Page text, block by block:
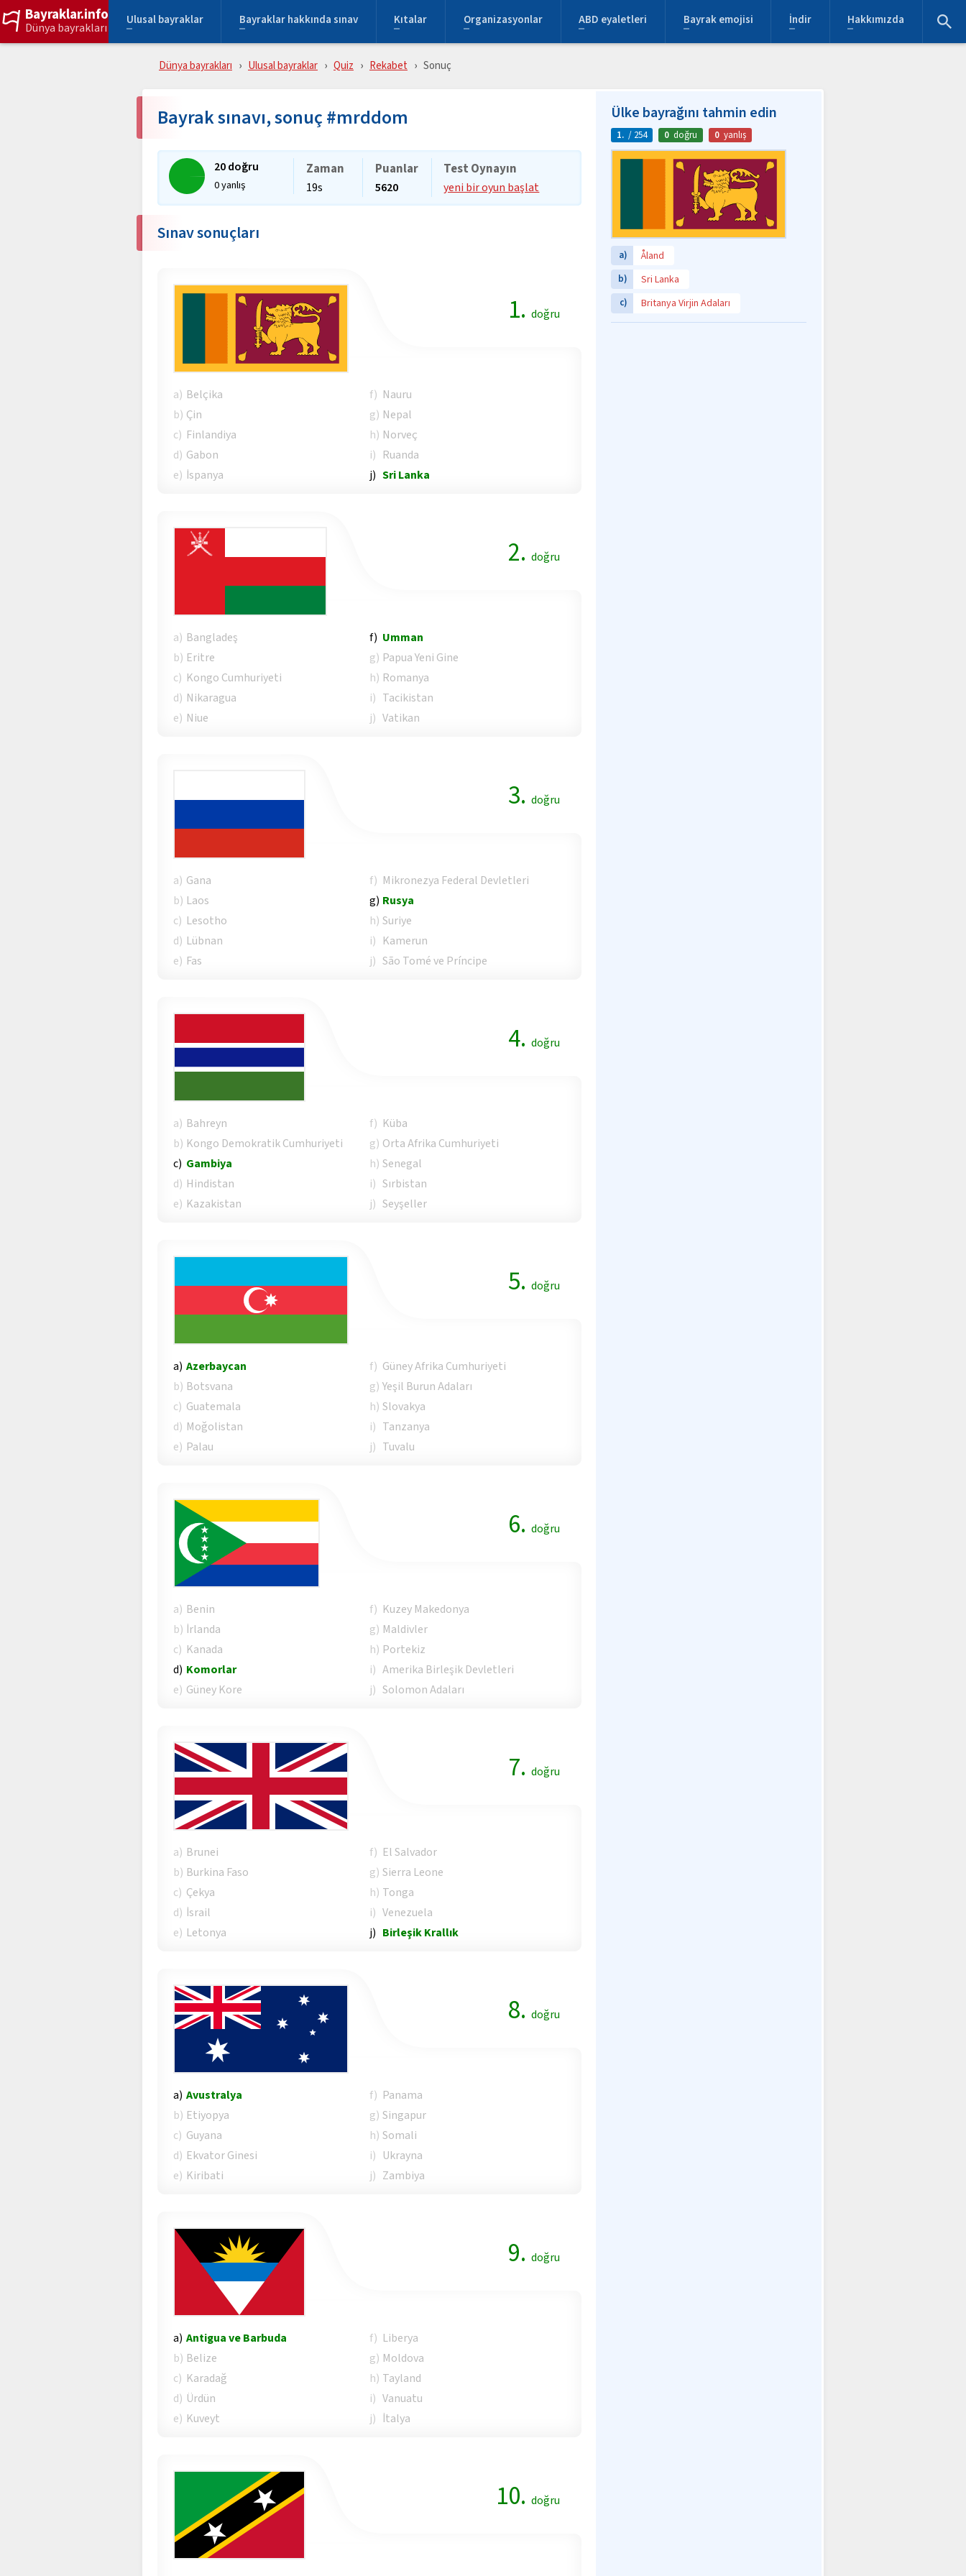
Bayraklar.info
Dünya bayrakları
Ulusal bayraklar Bayraklar hakkında sınav Kıtalar Organizasyonlar ABD eyaletleri Bayrak emojisi İndir Hakkımızda
Dünya bayrakları Ulusal bayraklar Quiz Rekabet Sonuç
Bayrak sınavı, sonuç #mrddom
20 doğru
0 yanlış
Zaman
19s
Puanlar
5620
Test Oynayın
yeni bir oyun başlat
Sınav sonuçları
1. doğru
a) Belçika
b) Çin
c) Finlandiya
d) Gabon
e) İspanya
f) Nauru
g) Nepal
h) Norveç
i) Ruanda
j) Sri Lanka
2. doğru
a) Bangladeş
b) Eritre
c) Kongo Cumhuriyeti
d) Nikaragua
e) Niue
f) Umman
g) Papua Yeni Gine
h) Romanya
i) Tacikistan
j) Vatikan
3. doğru
a) Gana
b) Laos
c) Lesotho
d) Lübnan
e) Fas
f) Mikronezya Federal Devletleri
g) Rusya
h) Suriye
i) Kamerun
j) São Tomé ve Príncipe
4. doğru
a) Bahreyn
b) Kongo Demokratik Cumhuriyeti
c) Gambiya
d) Hindistan
e) Kazakistan
f) Küba
g) Orta Afrika Cumhuriyeti
h) Senegal
i) Sırbistan
j) Seyşeller
5. doğru
a) Azerbaycan
b) Botsvana
c) Guatemala
d) Moğolistan
e) Palau
f) Güney Afrika Cumhuriyeti
g) Yeşil Burun Adaları
h) Slovakya
i) Tanzanya
j) Tuvalu
6. doğru
a) Benin
b) İrlanda
c) Kanada
d) Komorlar
e) Güney Kore
f) Kuzey Makedonya
g) Maldivler
h) Portekiz
i) Amerika Birleşik Devletleri
j) Solomon Adaları
7. doğru
a) Brunei
b) Burkina Faso
c) Çekya
d) İsrail
e) Letonya
f) El Salvador
g) Sierra Leone
h) Tonga
i) Venezuela
j) Birleşik Krallık
8. doğru
a) Avustralya
b) Etiyopya
c) Guyana
d) Ekvator Ginesi
e) Kiribati
f) Panama
g) Singapur
h) Somali
i) Ukrayna
j) Zambiya
9. doğru
a) Antigua ve Barbuda
b) Belize
c) Karadağ
d) Ürdün
e) Kuveyt
f) Liberya
g) Moldova
h) Tayland
i) Vanuatu
j) İtalya
10. doğru
Ülke bayrağını tahmin edin
1. / 254 0 doğru 0 yanlış
a) Åland
b) Sri Lanka
c) Britanya Virjin Adaları